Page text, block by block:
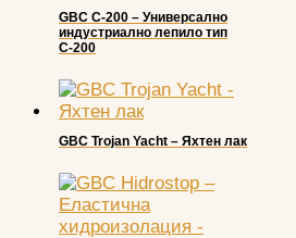
GBC C-200 – Универсално
индустриално лепило тип
С-200
GBC Trojan Yacht – Яхтен лак